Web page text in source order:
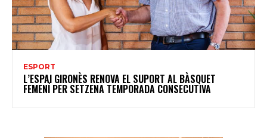
ESPORT
L’ESPAI GIRONÈS RENOVA EL SUPORT AL BÀSQUET
FEMENÍ PER SETZENA TEMPORADA CONSECUTIVA